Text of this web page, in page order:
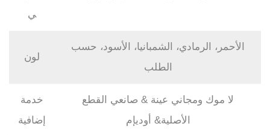
ي
لون
الأحمر، الرمادي، الشمبانيا، الأسود، حسب
الطلب
خدمة
إضافية
لا موك ومجاني عينة & صانعي القطع
الأصلية& أوديإم